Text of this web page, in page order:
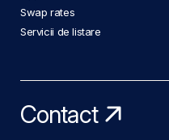
Swap rates
Servicii de listare
Contact